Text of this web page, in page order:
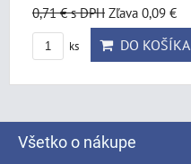
0,71 €s DPH Zľava 0,09 €
ks DO KOŠÍKA
Všetko o nákupe